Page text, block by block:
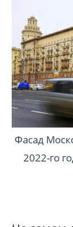
Фасад
2022-го